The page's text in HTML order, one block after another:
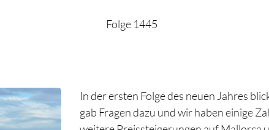
Folge 1445
In der ersten Folge des neuen Jahres
gab Fragen dazu und wir haben einige